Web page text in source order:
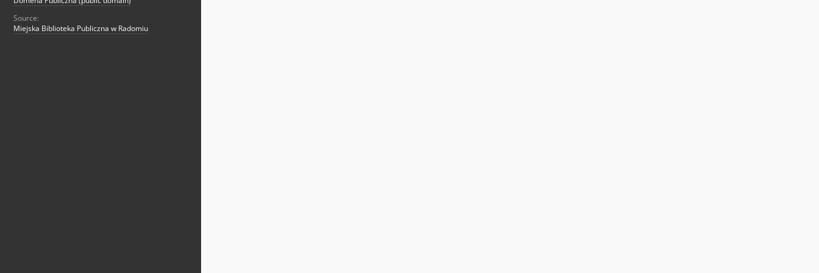
Source:
Miejska Biblioteka Publiczna w Radomiu